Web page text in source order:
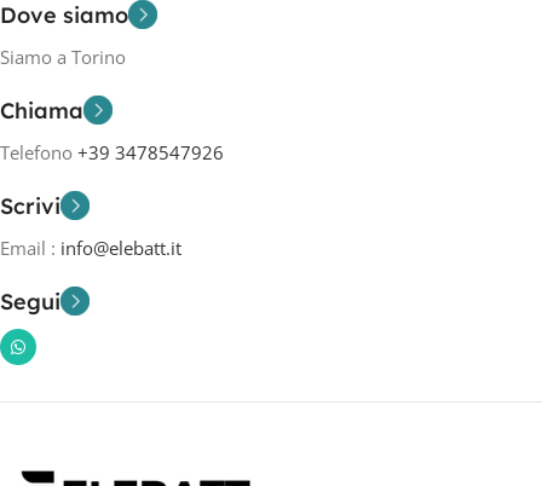
Dove siamo
Siamo a Torino
Chiama
Telefono +39 3478547926
Scrivi
Email : info@elebatt.it
Segui